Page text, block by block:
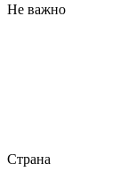
Не важно
Страна